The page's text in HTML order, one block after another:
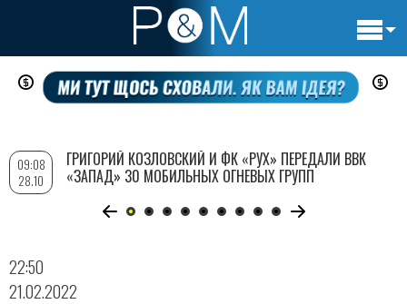
Перейти
содержанию
22:50
21.02.2022
09:08
28.10
ГРИГОРИЙ КОЗЛОВСКИЙ И ФК «РУХ» ПЕРЕДАЛИ ВВК
«ЗАПАД» 30 МОБИЛЬНЫХ ОГНЕВЫХ ГРУПП